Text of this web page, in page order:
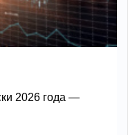
2026 года —